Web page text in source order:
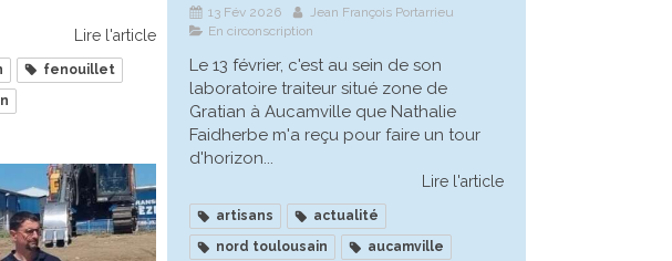
Lire l'article
fenouillet
13 Fév 2026
Jean François Portarrieu
En circonscription
Le 13 février, c'est au sein de son
laboratoire traiteur situé zone de
Gratian à Aucamville que Nathalie
Faidherbe m'a reçu pour faire un tour
d'horizon...
Lire l'article
artisans
actualité
nord toulousain
aucamville